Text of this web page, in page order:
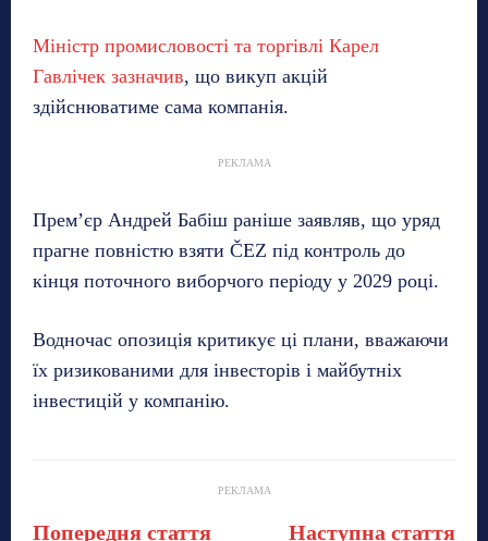
Міністр промисловості та торгівлі Карел
Гавлічек зазначив, що викуп акцій
здійснюватиме сама компанія.
РЕКЛАМА
Прем’єр Андрей Бабіш раніше заявляв, що уряд
прагне повністю взяти ČEZ під контроль до
кінця поточного виборчого періоду у 2029 році.
Водночас опозиція критикує ці плани, вважаючи
їх ризикованими для інвесторів і майбутніх
інвестицій у компанію.
РЕКЛАМА
Попередня стаття Наступна стаття